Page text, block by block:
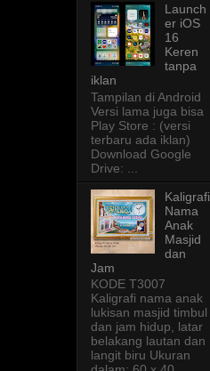
Launch
er iOS
16
Keren
tanpa
iklan
Tampilan di Android
Versi lama juga bisa
Play Store : (versi
terbaru ada iklan)
Download Google
Drive: ...
Kaligrafi
Nama
Anak
Masjid
dan
Jam
KODE T3007
Kaligrafi nama anak
lukisan masjid timbul
dan jam hidup, latar
belakang lautan dan
langit biru Ukuran